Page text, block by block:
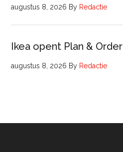
augustus 8, 2026 By Redactie
Ikea opent Plan &
augustus 8, 2026 By Redactie